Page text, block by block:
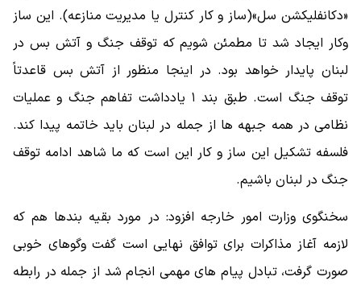
«دکانفلیکشن سل»(ساز و کار کنترل یا مدیریت منازعه). این ساز
وکار ایجاد شد تا مطمئن شویم که توقف جنگ و آتش بس در
لبنان پایدار خواهد بود. در اینجا منظور از آتش بس قاعدتاً
توقف جنگ است. طبق بند ۱ یادداشت تفاهم جنگ و عملیات
نظامی در همه جبهه ها از جمله در لبنان باید خاتمه پیدا کند.
فلسفه تشکیل این ساز و کار این است که ما شاهد ادامه توقف
جنگ در لبنان باشیم.
سخنگوی وزارت امور خارجه افزود: در مورد بقیه بندها هم که
لازمه آغاز مذاکرات برای توافق نهایی است گفت وگوهای خوبی
صورت گرفت، تبادل پیام های مهمی انجام شد از جمله در رابطه